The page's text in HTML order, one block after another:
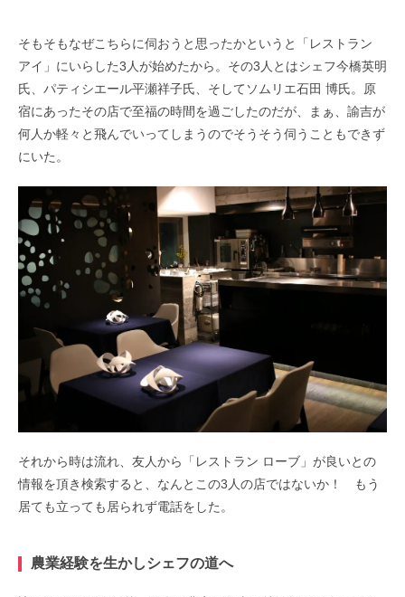
そもそもなぜこちらに伺おうと思ったかというと「レストラン
アイ」にいらした3人が始めたから。その3人とはシェフ今橋英明
氏、パティシエール平瀬祥子氏、そしてソムリエ石田 博氏。原
宿にあったその店で至福の時間を過ごしたのだが、まぁ、諭吉が
何人か軽々と飛んでいってしまうのでそうそう伺うこともできず
にいた。
それから時は流れ、友人から「レストラン ローブ」が良いとの
情報を頂き検索すると、なんとこの3人の店ではないか！ もう
居ても立っても居られず電話をした。
農業経験を生かしシェフの道へ